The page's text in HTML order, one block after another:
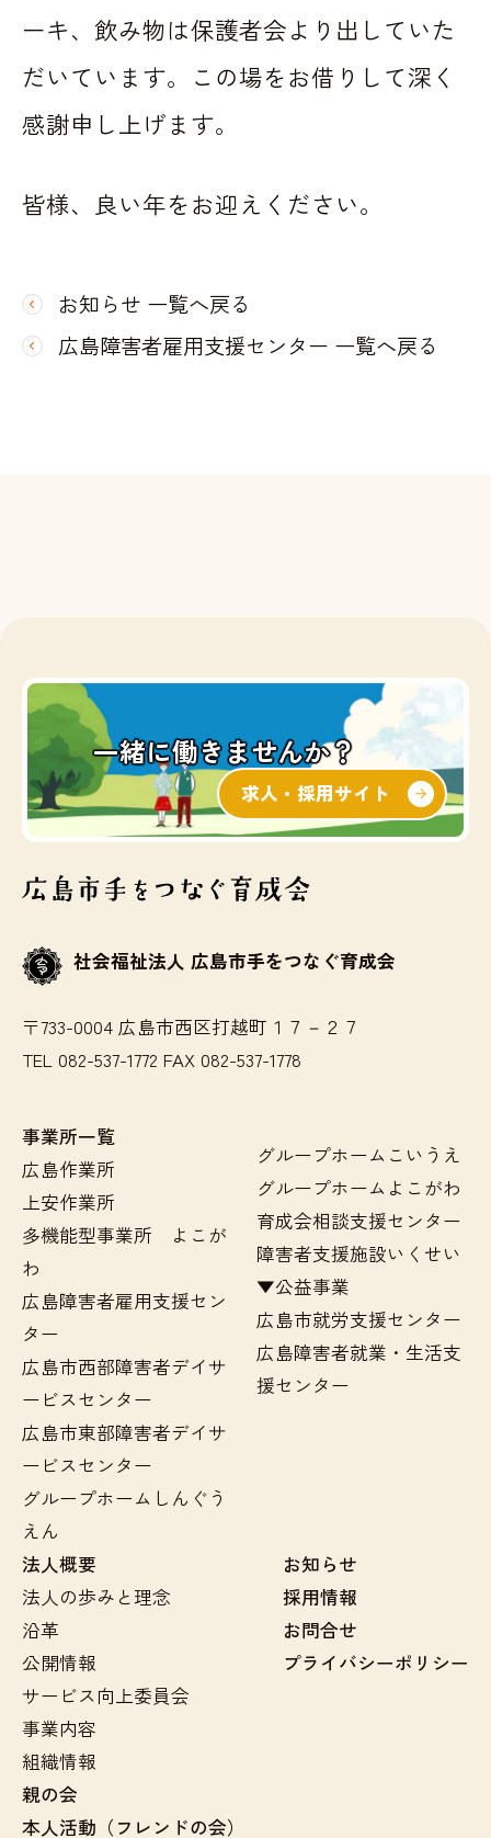
ーキ、飲み物は保護者会より出していた
だいています。この場をお借りして深く
感謝申し上げます。
皆様、良い年をお迎えください。
お知らせ 一覧へ戻る
広島障害者雇用支援センター 一覧へ戻る
一緒に働きませんか？
求人・採用サイト
社会福祉法人 広島市手をつなぐ育成会
〒733-0004 広島市西区打越町１７－２７
TEL 082-537-1772 FAX 082-537-1778
事業所一覧
広島作業所
上安作業所
多機能型事業所 よこが
わ
広島障害者雇用支援セン
ター
広島市西部障害者デイサ
ービスセンター
広島市東部障害者デイサ
ービスセンター
グループホームしんぐう
えん
グループホームこいうえ
グループホームよこがわ
育成会相談支援センター
障害者支援施設いくせい
▼公益事業
広島市就労支援センター
広島障害者就業・生活支
援センター
法人概要
法人の歩みと理念
沿革
公開情報
サービス向上委員会
事業内容
組織情報
お知らせ
採用情報
お問合せ
プライバシーポリシー
親の会
本人活動（フレンドの会）